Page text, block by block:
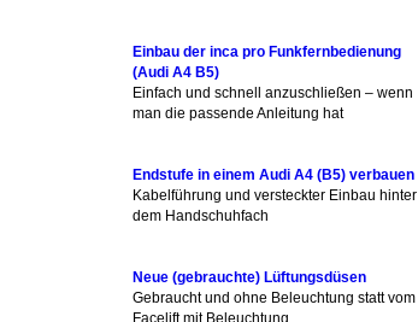
Einbau der inca pro Funk­fern­bedienung
(Audi A4 B5)
Einfach und schnell anzuschließen – wenn
man die passende Anleitung hat
Endstufe in einem Audi A4 (B5) verbauen
Kabelführung und versteckter Einbau hinter
dem Handschuhfach
Neue (gebrauchte) Lüftungsdüsen
Gebraucht und ohne Beleuchtung statt vom
Facelift mit Beleuchtung